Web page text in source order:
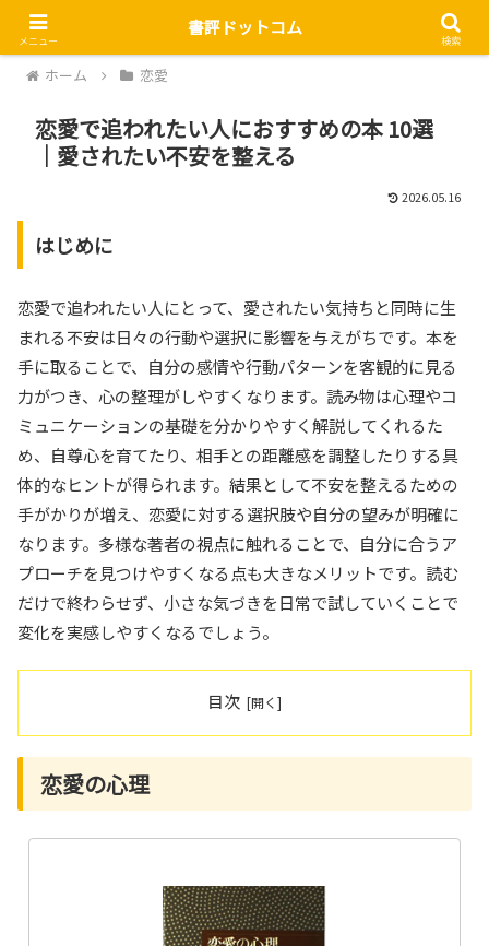
ホーム 恋愛
恋愛で追われたい人におすすめの本 10選
｜愛されたい不安を整える
2026.05.16
はじめに
恋愛で追われたい人にとって、愛されたい気持ちと同時に生
まれる不安は日々の行動や選択に影響を与えがちです。本を
手に取ることで、自分の感情や行動パターンを客観的に見る
力がつき、心の整理がしやすくなります。読み物は心理やコ
ミュニケーションの基礎を分かりやすく解説してくれるた
め、自尊心を育てたり、相手との距離感を調整したりする具
体的なヒントが得られます。結果として不安を整えるための
手がかりが増え、恋愛に対する選択肢や自分の望みが明確に
なります。多様な著者の視点に触れることで、自分に合うア
プローチを見つけやすくなる点も大きなメリットです。読む
だけで終わらせず、小さな気づきを日常で試していくことで
変化を実感しやすくなるでしょう。
目次
恋愛の心理
メニュー
書評ドットコム
検索